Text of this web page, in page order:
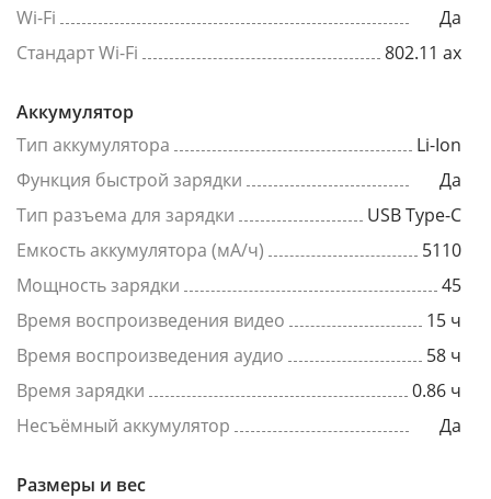
Wi-Fi
Да
Стандарт Wi-Fi
802.11 ax
Аккумулятор
Тип аккумулятора
Li-Ion
Функция быстрой зарядки
Да
Тип разъема для зарядки
USB Type-C
Емкость аккумулятора (мА/ч)
5110
Мощность зарядки
45
Время воспроизведения видео
15 ч
Время воспроизведения аудио
58 ч
Время зарядки
0.86 ч
Несъёмный аккумулятор
Да
Размеры и вес